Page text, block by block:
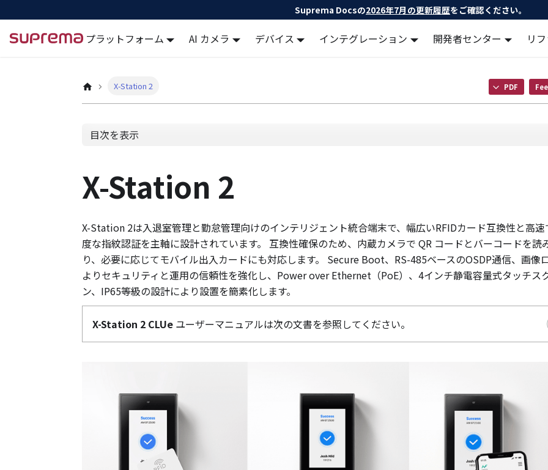
Suprema Docsの2026年7月の更新履歴をご確認ください。
Docs
プラットフォーム AI カメラ デバイス インテグレーション 開発者センター リ
X-Station 2 PDF
目次を表示
X-Station 2
X-Station 2は入退室管理と勤怠管理向けのインテリジェント統合端末で、幅広いRFIDカード互換性と高速
度な指紋認証を主軸に設計されています。 互換性確保のため、内蔵カメラで QR コードとバーコードを読
り、必要に応じてモバイル出入カードにも対応します。 Secure Boot、RS-485ベースのOSDP通信、画像
よりセキュリティと運用の信頼性を強化し、Power over Ethernet（PoE）、4インチ静電容量式タッチス
ン、IP65等級の設計により設置を簡素化します。
X-Station 2 CLUe ユーザーマニュアルは次の文書を参照してください。